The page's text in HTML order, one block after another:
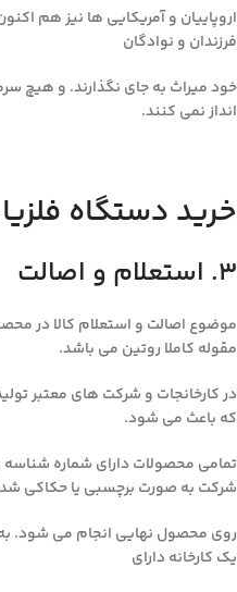
اروپاییان و آمریکایی ها نیز هم
فرزندان و نوادگان
خود میراث به جای نگذارند. و هیچ
انداز نمی کنند.
خرید دستگاه
۳. استعلام و اصالت
موضوع اصالت و استعلام کالا در
مقوله کاملا روتین می باشد.
در کارخانجات و شرکت های معتبر
که باعث می شود.
تمامی محصولات دارای شماره
شرکت به صورت برچسبی یا حکاکی
روی محصول نهایی انجام می شود.
یک کارخانه دارای